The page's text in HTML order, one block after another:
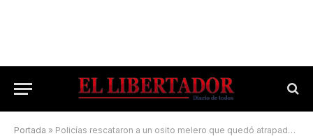
Portada » Policías rescataron a un osito melero que quedó atrapado en un alambrado